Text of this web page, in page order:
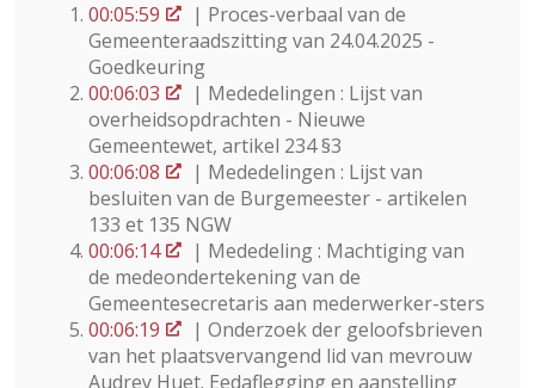
00:05:59
| Proces-verbaal van de
Gemeenteraadszitting van 24.04.2025 -
Goedkeuring
00:06:03
| Mededelingen : Lijst van
overheidsopdrachten - Nieuwe
Gemeentewet, artikel 234 §3
00:06:08
| Mededelingen : Lijst van
besluiten van de Burgemeester - artikelen
133 et 135 NGW
00:06:14
| Mededeling : Machtiging van
de medeondertekening van de
Gemeentesecretaris aan mederwerker-sters
00:06:19
| Onderzoek der geloofsbrieven
van het plaatsvervangend lid van mevrouw
Audrey Huet. Eedaflegging en aanstelling